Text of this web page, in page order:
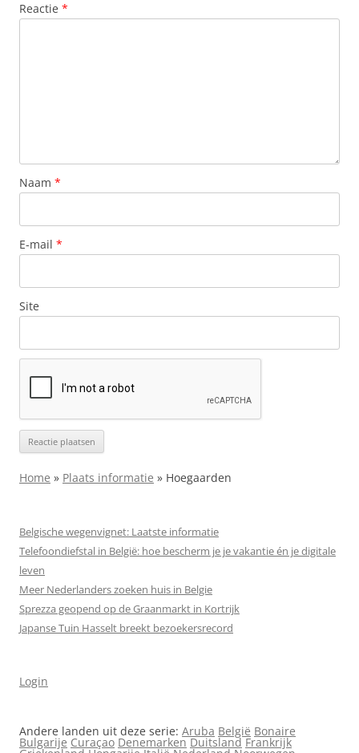
Reactie *
Naam *
E-mail *
Site
Home » Plaats informatie » Hoegaarden
Belgische wegenvignet: Laatste informatie
Telefoondiefstal in België: hoe bescherm je je vakantie én je digitale
leven
Meer Nederlanders zoeken huis in Belgie
Sprezza geopend op de Graanmarkt in Kortrijk
Japanse Tuin Hasselt breekt bezoekersrecord
Login
Andere landen uit deze serie: Aruba België Bonaire
Bulgarije Curaçao Denemarken Duitsland Frankrijk